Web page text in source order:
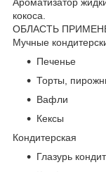
Ароматизатор
кокоса.
ОБЛАСТЬ
Мучные
Печенье
Торты,
Вафли
Кексы
Кондитерская
Глазурь